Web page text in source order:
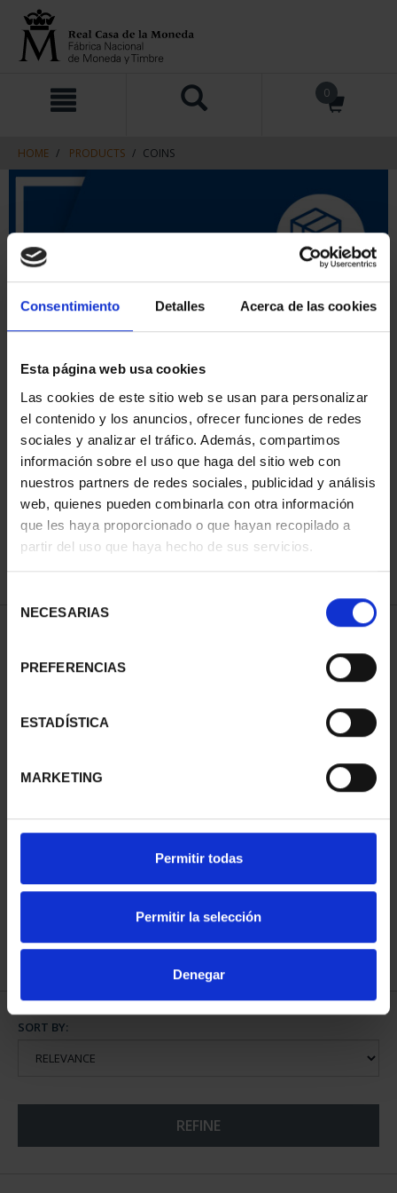
Consentimiento Detalles Acerca de las cookies
Esta página web usa cookies
Las cookies de este sitio web se usan para personalizar
el contenido y los anuncios, ofrecer funciones de redes
sociales y analizar el tráfico. Además, compartimos
información sobre el uso que haga del sitio web con
nuestros partners de redes sociales, publicidad y análisis
web, quienes pueden combinarla con otra información
que les haya proporcionado o que hayan recopilado a
partir del uso que haya hecho de sus servicios.
NECESARIAS
PREFERENCIAS
ESTADÍSTICA
MARKETING
Permitir todas
Permitir la selección
Denegar
navigation
0
HOME PRODUCTS COINS
SORT BY:
REFINE
HISTORY OF RAILWAYS
- FULL SUBSCRIPTION
SORT BY:
REFINE